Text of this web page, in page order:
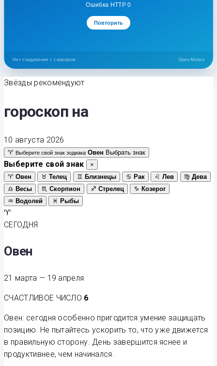
Ошибка HTTP 0
Повторить
Нет соединения с сервером Open-Meteo
Звёзды рекомендуют
гороскоп на
10 августа 2026
♈ Выберите свой знак зодиака Овен Выбрать знак
Выберите свой знак
×
♈ Овен ♉ Телец ♊ Близнецы ♋ Рак ♌ Лев ♍ Дева
♎ Весы ♏ Скорпион ♐ Стрелец ♑ Козерог
♒ Водолей ♓ Рыбы
♈
СЕГОДНЯ
Овен
21 марта — 19 апреля
СЧАСТЛИВОЕ ЧИСЛО 6
Овен: сегодня особенно пригодится умение защищать
позицию. Не пытайтесь ускорить то, что уже движется
в правильную сторону. День завершится яснее и
продуктивнее, чем начинался.